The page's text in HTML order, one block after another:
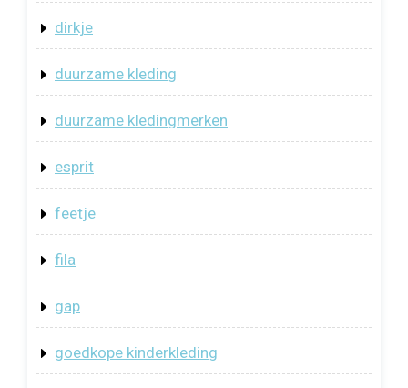
dirkje
duurzame kleding
duurzame kledingmerken
esprit
feetje
fila
gap
goedkope kinderkleding